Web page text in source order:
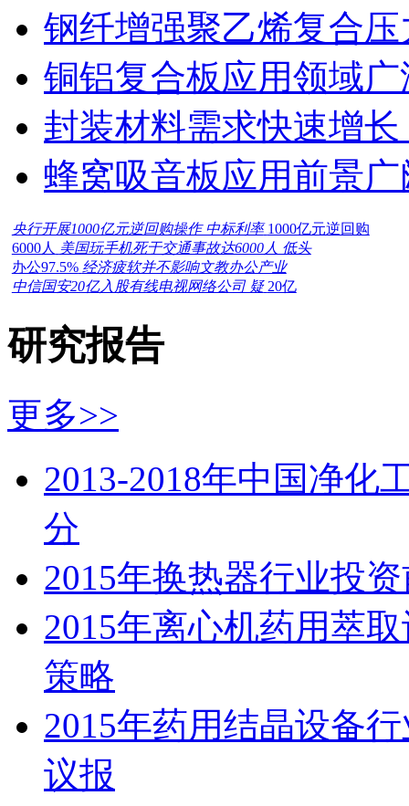
钢纤增强聚乙烯复合
铜铝复合板应用领域
封装材料需求快速增
蜂窝吸音板应用前景
央行开展1000亿元逆回购操作 中标利率 1000亿元逆回购
6000人 美国玩手机死于交通事故达6000人 低头
办公97.5% 经济疲软并不影响文教办公产业
中信国安20亿入股有线电视网络公司 疑 20亿
研究报告
更多>>
2013-2018年中国净化
分
2015年换热器行业投
2015年离心机药用萃
策略
2015年药用结晶设备
议报